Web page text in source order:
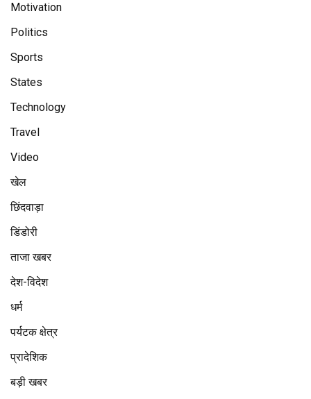
Motivation
Politics
Sports
States
Technology
Travel
Video
खेल
छिंदवाड़ा
डिंडोरी
ताजा खबर
देश-विदेश
धर्म
पर्यटक क्षेत्र
प्रादेशिक
बड़ी खबर